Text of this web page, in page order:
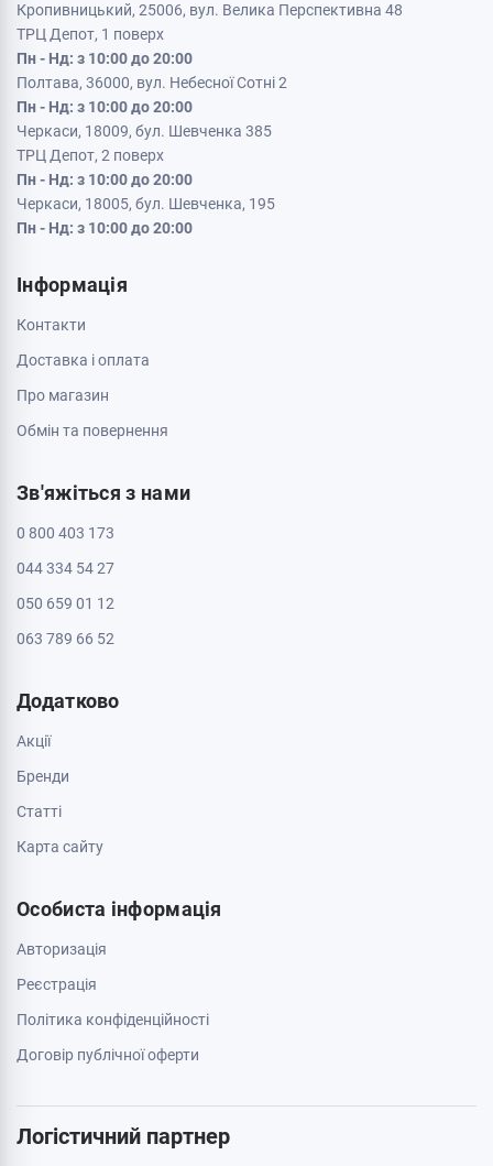
Кропивницький, 25006, вул. Велика Перспективна 48
ТРЦ Депот, 1 поверх
Пн - Нд: з 10:00 до 20:00
Полтава, 36000, вул. Небесної Сотні 2
Пн - Нд: з 10:00 до 20:00
Черкаси, 18009, бул. Шевченка 385
ТРЦ Депот, 2 поверх
Пн - Нд: з 10:00 до 20:00
Черкаси, 18005, бул. Шевченка, 195
Пн - Нд: з 10:00 до 20:00
Інформація
Контакти
Доставка і оплата
Про магазин
Обмін та повернення
Зв'яжіться з нами
0 800 403 173
044 334 54 27
050 659 01 12
063 789 66 52
Додатково
Акції
Бренди
Cтатті
Карта сайту
Особиста інформація
Авторизація
Реєстрація
Політика конфіденційності
Договір публічної оферти
Логістичний партнер